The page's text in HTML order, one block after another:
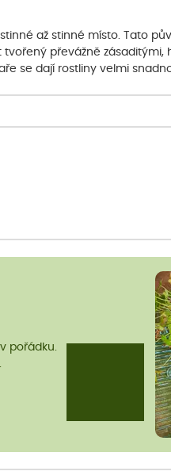
až stinné místo. Tato
převážně zásaditými,
se dají rostliny velmi
pořádku.